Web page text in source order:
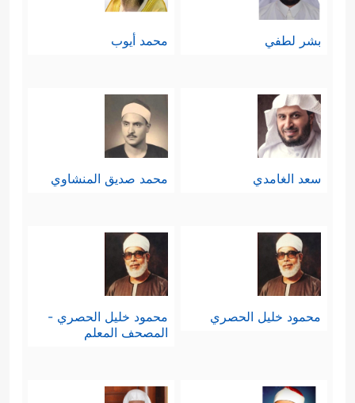
بشر لطفي محمد أيوب
سعد الغامدي محمد صديق المنشاوي
محمود خليل الحصري
محمود خليل الحصري -
المصحف المعلم